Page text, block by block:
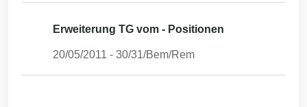
Erweiterung TG vom - Positionen
20/05/2011 - 30/31/Bem/Rem